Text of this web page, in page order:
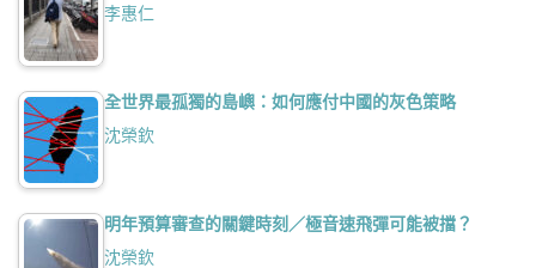
李惠仁
全世界最孤獨的島嶼：如何應付中國的灰色策略
沈榮欽
明年預算審查的關鍵時刻／極音速飛彈可能被擋？
沈榮欽